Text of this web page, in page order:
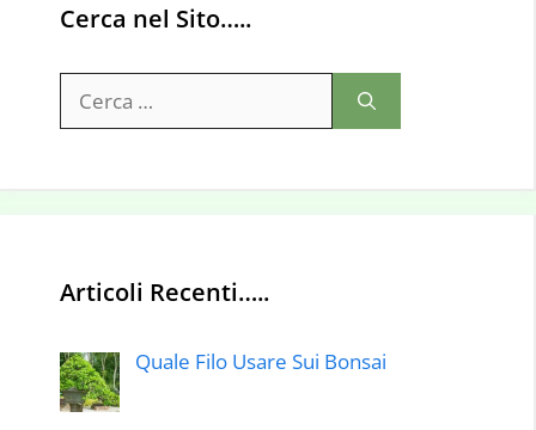
Cerca nel Sito…..
per:
Articoli Recenti…..
Quale Filo Usare Sui Bonsai